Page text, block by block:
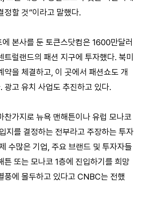
정할 것”이라고 말했다.
본사를 둔 토큰스닷컴은 1600만달러
트럴랜드의 패션 지구에 투자했다. 북미
약을 체결하고, 이 곳에서 패션쇼도 개
광고 유치 사업도 추진하고 있다.
찬가지로 뉴욕 맨해튼이나 유럽 모나코
지를 결정하는 전부라고 주장하는 투자
수많은 기업, 주요 브랜드 및 투자자들
튼 또는 모나코 1층에 진입하기를 희망
풍에 몰두하고 있다고 CNBC는 전했